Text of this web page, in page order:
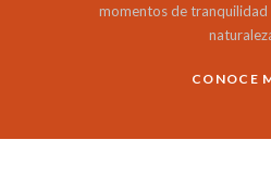
momentos de tranquilidad
CONOCE